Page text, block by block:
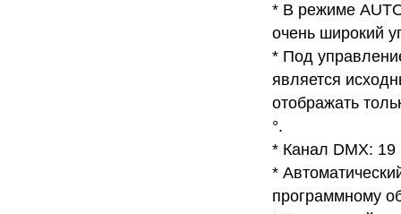
* В режиме
очень широкий
* Под
является
отображать
°.
* Канал DMX: 19
*
программному